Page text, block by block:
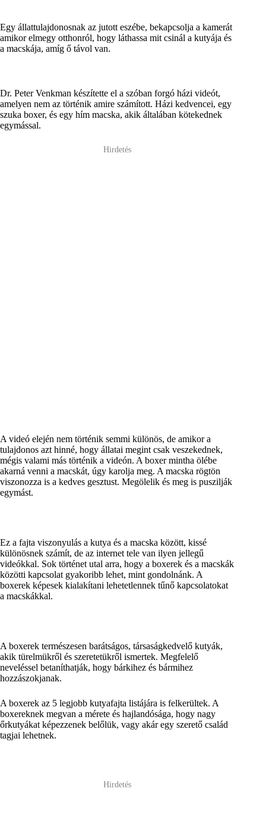
Egy állattulajdonosnak az jutott eszébe, bekapcsolja a kamerát
amikor elmegy otthonról, hogy láthassa mit csinál a kutyája és
a macskája, amíg ő távol van.
Dr. Peter Venkman készítette el a szóban forgó házi videót,
amelyen nem az történik amire számított. Házi kedvencei, egy
szuka boxer, és egy hím macska, akik általában kötekednek
egymással.
Hirdetés
A videó elején nem történik semmi különös, de amikor a
tulajdonos azt hinné, hogy állatai megint csak veszekednek,
mégis valami más történik a videón. A boxer mintha ölébe
akarná venni a macskát, úgy karolja meg. A macska rögtön
viszonozza is a kedves gesztust. Megölelik és meg is puszilják
egymást.
Ez a fajta viszonyulás a kutya és a macska között, kissé
különösnek számít, de az internet tele van ilyen jellegű
videókkal. Sok történet utal arra, hogy a boxerek és a macskák
közötti kapcsolat gyakoribb lehet, mint gondolnánk. A
boxerek képesek kialakítani lehetetlennek tűnő kapcsolatokat
a macskákkal.
A boxerek természesen barátságos, társaságkedvelő kutyák,
akik türelmükről és szeretetükről ismertek. Megfelelő
neveléssel betaníthatják, hogy bárkihez és bármihez
hozzászokjanak.
A boxerek az 5 legjobb kutyafajta listájára is felkerültek. A
boxereknek megvan a mérete és hajlandósága, hogy nagy
őrkutyákat képezzenek belőlük, vagy akár egy szerető család
tagjai lehetnek.
Hirdetés